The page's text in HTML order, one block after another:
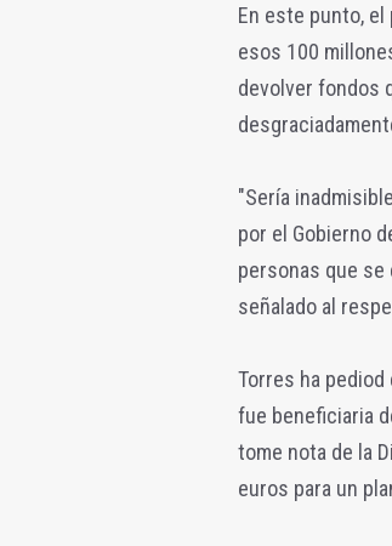
En este punto,
esos 100
devolver fondos
"Sería
por el Gobierno
personas que se
señalado al
Torres ha
fue beneficiaria
tome nota de la
euros para un